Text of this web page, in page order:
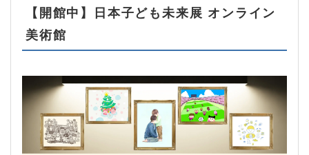
【開館中】日本子ども未来展 オンライン
美術館